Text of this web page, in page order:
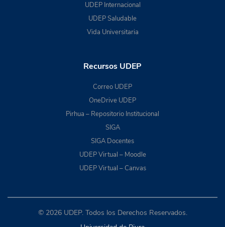
UDEP Internacional
UDEP Saludable
Vida Universitaria
Recursos UDEP
Correo UDEP
OneDrive UDEP
Pirhua – Repositorio Institucional
SIGA
SIGA Docentes
UDEP Virtual – Moodle
UDEP Virtual – Canvas
© 2026 UDEP. Todos los Derechos Reservados.